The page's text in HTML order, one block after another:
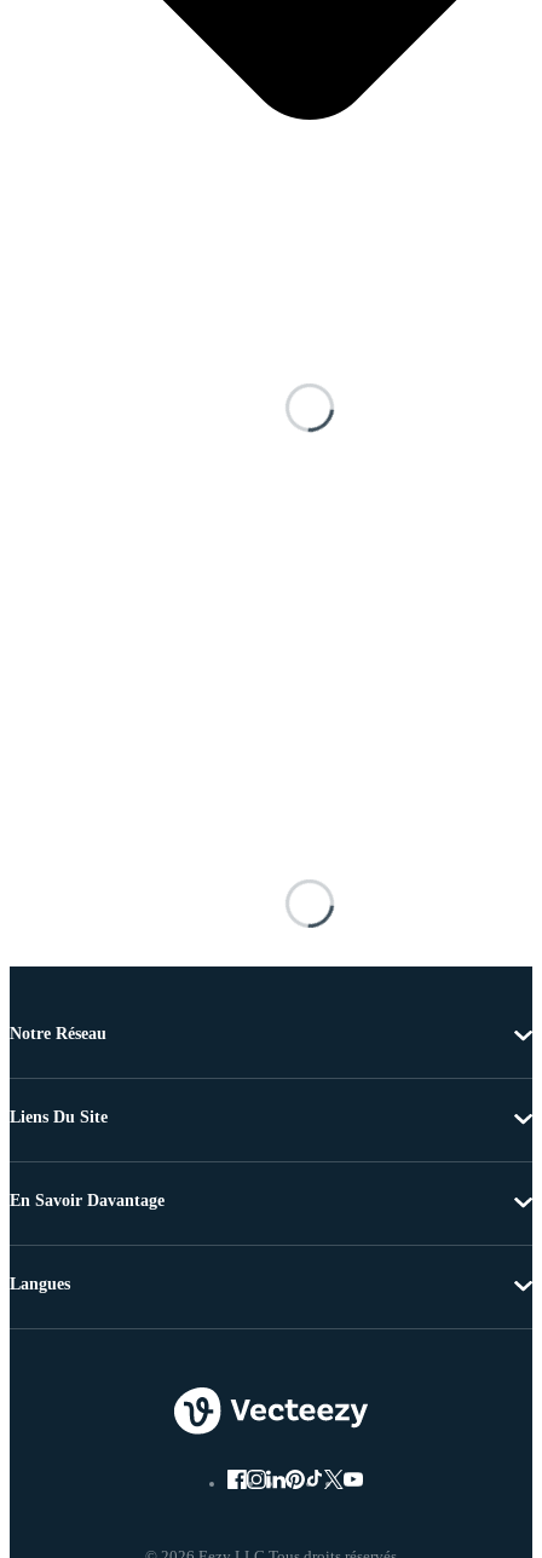
Notre Réseau
Liens Du Site
En Savoir Davantage
Langues